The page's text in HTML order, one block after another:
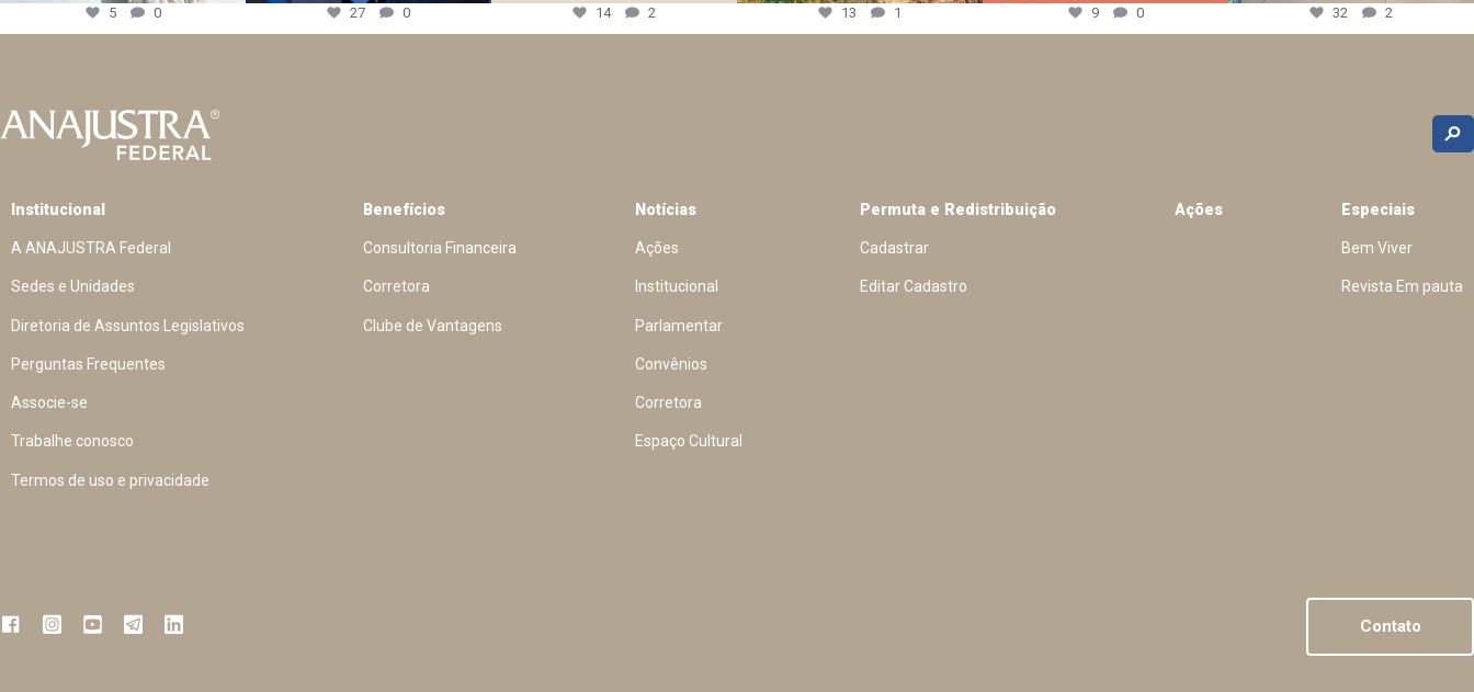
5 0 27 0 14 2 13 1 9 0 32 2
Institucional
A ANAJUSTRA Federal
Sedes e Unidades
Diretoria de Assuntos Legislativos
Perguntas Frequentes
Associe-se
Trabalhe conosco
Termos de uso e privacidade
Benefícios
Consultoria Financeira
Corretora
Clube de Vantagens
Notícias
Ações
Institucional
Parlamentar
Convênios
Corretora
Espaço Cultural
Permuta e Redistribuição
Cadastrar
Editar Cadastro
Ações Especiais
Bem Viver
Revista Em pauta
Contato